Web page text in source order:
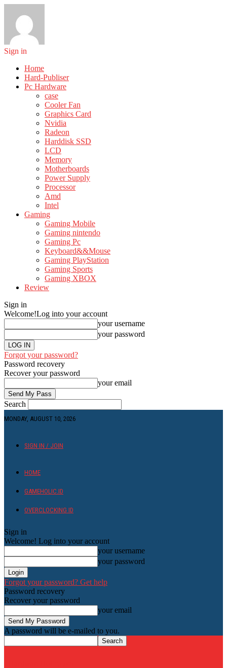
Sign in
Home
Hard-Publiser
Pc Hardware
case
Cooler Fan
Graphics Card
Nvidia
Radeon
Harddisk SSD
LCD
Memory
Motherboards
Power Supply
Processor
Amd
Intel
Gaming
Gaming Mobile
Gaming nintendo
Gaming Pc
Keyboard&&Mouse
Gaming PlayStation
Gaming Sports
Gaming XBOX
Review
Sign in
Welcome!Log into your account
your username
your password
Forgot your password?
Password recovery
Recover your password
your email
Search
MONDAY, AUGUST 10, 2026
SIGN IN / JOIN
HOME
GAMEHOLIC.ID
OVERCLOCKING ID
Sign in
Welcome! Log into your account
your username
your password
Forgot your password? Get help
Password recovery
Recover your password
your email
A password will be e-mailed to you.